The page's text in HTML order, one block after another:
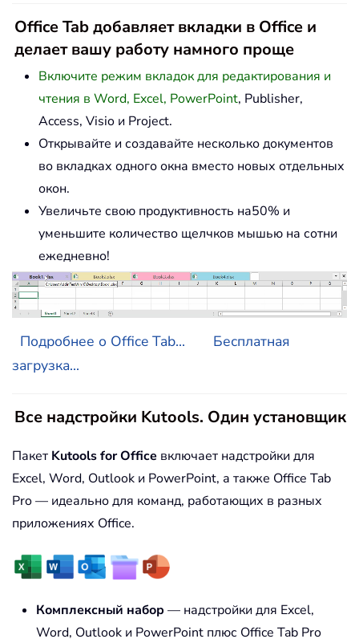
Office Tab добавляет вкладки в Office и
делает вашу работу намного проще
Включите режим вкладок для редактирования и
чтения в Word, Excel, PowerPoint, Publisher,
Access, Visio и Project.
Открывайте и создавайте несколько документов
во вкладках одного окна вместо новых отдельных
окон.
Увеличьте свою продуктивность на50% и
уменьшите количество щелчков мышью на сотни
ежедневно!
Подробнее о Office Tab...
Бесплатная
загрузка...
Все надстройки Kutools. Один установщик
Пакет Kutools for Office включает надстройки для
Excel, Word, Outlook и PowerPoint, а также Office Tab
Pro — идеально для команд, работающих в разных
приложениях Office.
Комплексный набор — надстройки для Excel,
Word, Outlook и PowerPoint плюс Office Tab Pro